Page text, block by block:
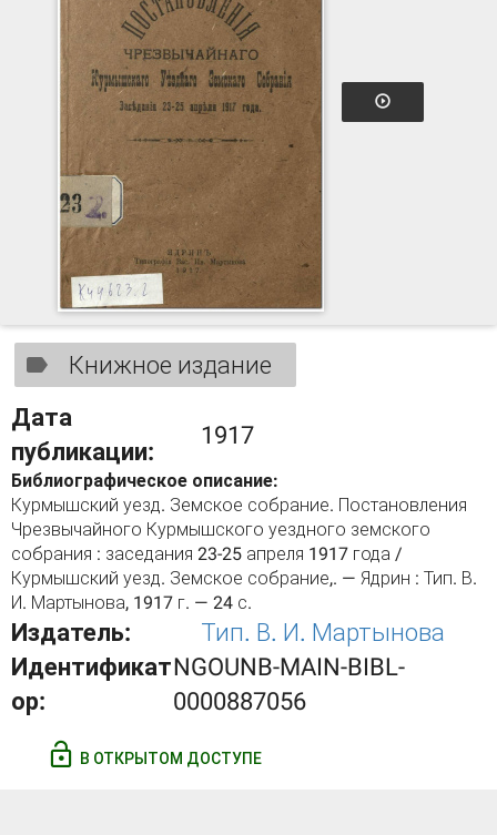
Книжное издание
Дата
публикации:
1917
Библиографическое описание:
Курмышский уезд. Земское собрание. Постановления
Чрезвычайного Курмышского уездного земского
собрания : заседания 23-25 апреля 1917 года /
Курмышский уезд. Земское собрание,. — Ядрин : Тип. В.
И. Мартынова, 1917 г. — 24 с.
Издатель:
Тип. В. И. Мартынова
Идентификат
ор:
NGOUNB-MAIN-BIBL-
0000887056
В ОТКРЫТОМ ДОСТУПЕ